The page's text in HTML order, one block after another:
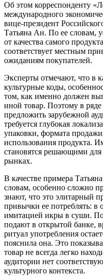
Об этом корреспонденту
международного
вице-президент
Татьяна Ан. По ее словам,
от качества самого
соответствует местным
ожиданиям покупателей.
Эксперты отмечают, что в
культурные коды,
том, как именно должен
иной товар. Поэтому в ряде
предложить зарубежной
требуется глубокая
упаковки, формата
использования продукта.
становятся решающими
рынках.
В качестве примера
словам, особенно сложно
знают, что это элитарный
привычки ее потреблять: в
имитацией икры в суши.
подают в открытой банке,
ритуал употребления
пояснила она. Это
товар не всегда легко
аудитории нет
культурного контекста.